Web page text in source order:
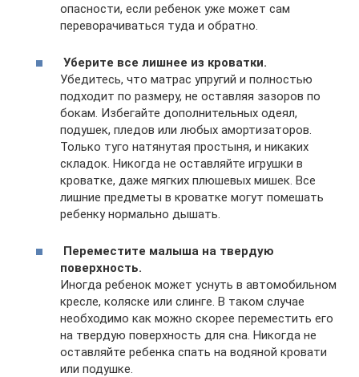
опасности, если ребенок уже может сам
переворачиваться туда и обратно.
Уберите все лишнее из кроватки.
Убедитесь, что матрас упругий и полностью
подходит по размеру, не оставляя зазоров по
бокам. Избегайте дополнительных одеял,
подушек, пледов или любых амортизаторов.
Только туго натянутая простыня, и никаких
складок. Никогда не оставляйте игрушки в
кроватке, даже мягких плюшевых мишек. Все
лишние предметы в кроватке могут помешать
ребенку нормально дышать.
Переместите малыша на твердую
поверхность.
Иногда ребенок может уснуть в автомобильном
кресле, коляске или слинге. В таком случае
необходимо как можно скорее переместить его
на твердую поверхность для сна. Никогда не
оставляйте ребенка спать на водяной кровати
или подушке.